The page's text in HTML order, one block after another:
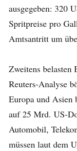
ausgegeben: 320
Spritpreise pro
Amtsantritt um
Zweitens belasten
Reuters-Analyse
Europa und Asien
auf 25 Mrd. US-
Automobil,
müssen laut dem